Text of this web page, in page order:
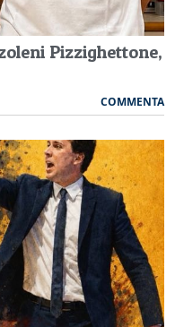
Pizzighettone,
COMMENTA